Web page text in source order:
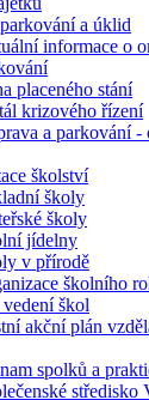
a úklid
informace o
placeného stání
krizového řízení
a parkování -
školství
školy
školy
jídelny
v přírodě
školního
škol
akční plán
spolků a
středisko